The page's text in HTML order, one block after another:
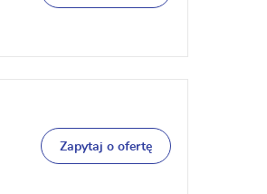
Zapytaj o ofertę